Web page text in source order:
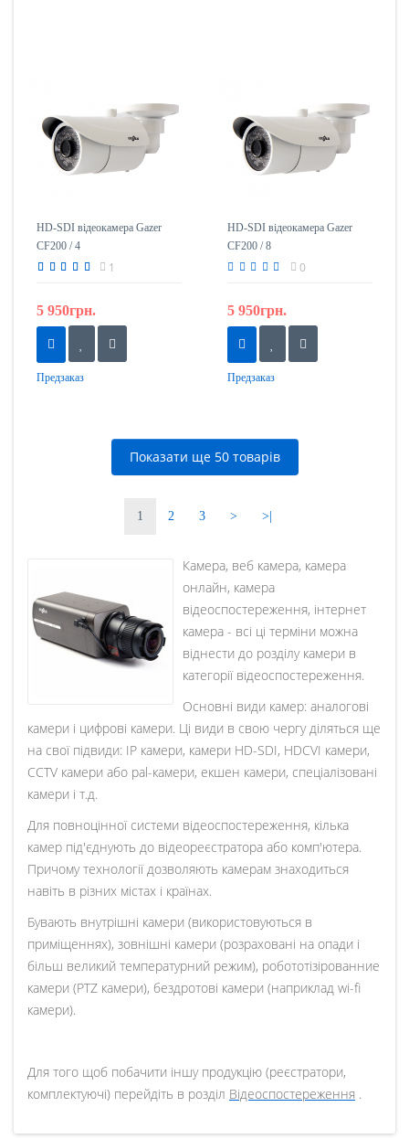
HD-SDI відеокамера Gazer
CF200 / 4
1
5 950грн.
Предзаказ
HD-SDI відеокамера Gazer
CF200 / 8
0
5 950грн.
Предзаказ
Показати ще 50 товарів
1 2 3 > >|
Камера, веб камера, камера
онлайн, камера
відеоспостереження, інтернет
камера - всі ці терміни можна
віднести до розділу камери в
категорії відеоспостереження.
Основні види камер: аналогові
камери і цифрові камери. Ці види в свою чергу діляться ще
на свої підвиди: IP камери, камери HD-SDI, HDCVI камери,
CCTV камери або pal-камери, екшен камери, спеціалізовані
камери і т.д.
Для повноцінної системи відеоспостереження, кілька
камер під'єднують до відеореєстратора або комп'ютера.
Причому технології дозволяють камерам знаходиться
навіть в різних містах і країнах.
Бувають внутрішні камери (використовуються в
приміщеннях), зовнішні камери (розраховані на опади і
більш великий температурний режим), робототізірованние
камери (PTZ камери), бездротові камери (наприклад wi-fi
камери).
Для того щоб побачити іншу продукцію (реєстратори,
комплектуючі) перейдіть в розділ Відеоспостереження .